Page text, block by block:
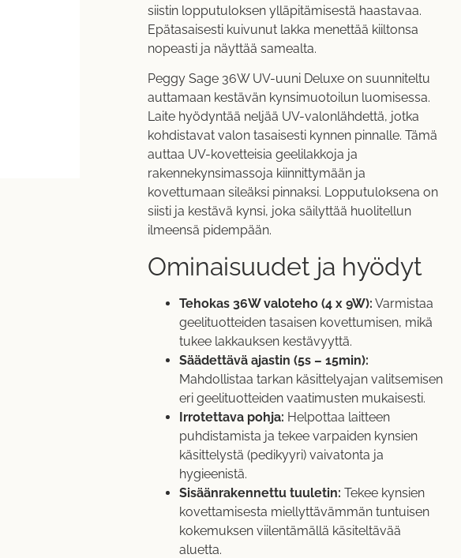
siistin lopputuloksen ylläpitämisestä haastavaa.
Epätasaisesti kuivunut lakka menettää kiiltonsa
nopeasti ja näyttää samealta.
Peggy Sage 36W UV-uuni Deluxe on suunniteltu
auttamaan kestävän kynsimuotoilun luomisessa.
Laite hyödyntää neljää UV-valonlähdettä, jotka
kohdistavat valon tasaisesti kynnen pinnalle. Tämä
auttaa UV-kovetteisia geelilakkoja ja
rakennekynsimassoja kiinnittymään ja
kovettumaan sileäksi pinnaksi. Lopputuloksena on
siisti ja kestävä kynsi, joka säilyttää huolitellun
ilmeensä pidempään.
Ominaisuudet ja hyödyt
Tehokas 36W valoteho (4 x 9W): Varmistaa
geelituotteiden tasaisen kovettumisen, mikä
tukee lakkauksen kestävyyttä.
Säädettävä ajastin (5s – 15min):
Mahdollistaa tarkan käsittelyajan valitsemisen
eri geelituotteiden vaatimusten mukaisesti.
Irrotettava pohja: Helpottaa laitteen
puhdistamista ja tekee varpaiden kynsien
käsittelystä (pedikyyri) vaivatonta ja
hygieenistä.
Sisäänrakennettu tuuletin: Tekee kynsien
kovettamisesta miellyttävämmän tuntuisen
kokemuksen viilentämällä käsiteltävää
aluetta.